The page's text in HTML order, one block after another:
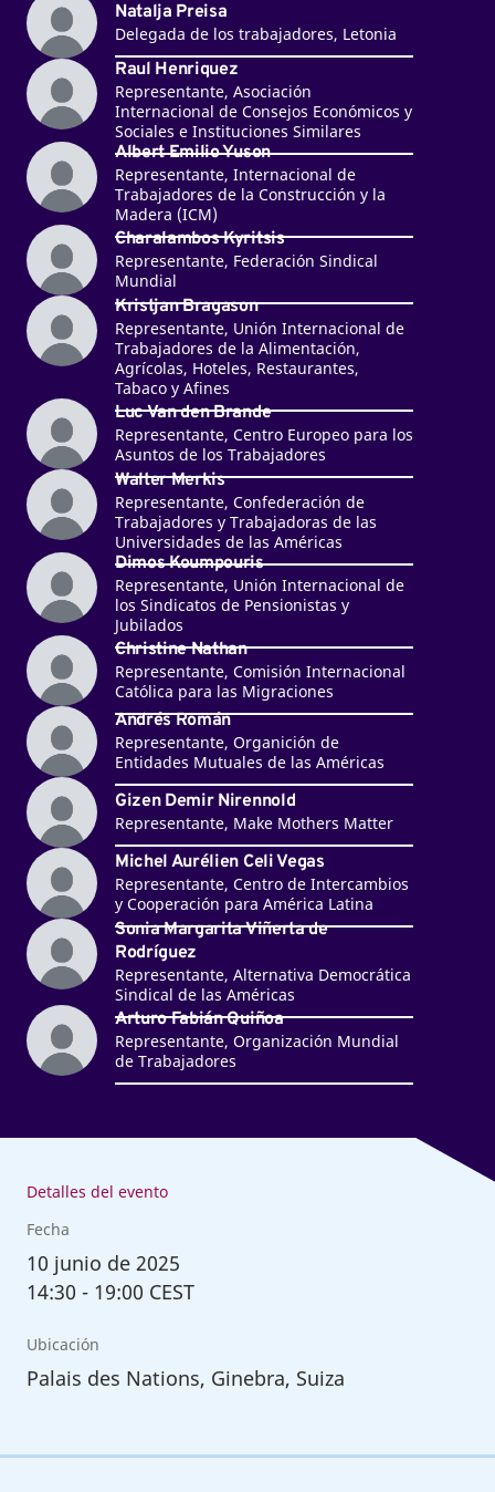
Natalja Preisa
Delegada de los trabajadores, Letonia
Raul Henriquez
Representante, Asociación
Internacional de Consejos Económicos y
Sociales e Instituciones Similares
Albert Emilio Yuson
Representante, Internacional de
Trabajadores de la Construcción y la
Madera (ICM)
Charalambos Kyritsis
Representante, Federación Sindical
Mundial
Kristjan Bragason
Representante, Unión Internacional de
Trabajadores de la Alimentación,
Agrícolas, Hoteles, Restaurantes,
Tabaco y Afines
Luc Van den Brande
Representante, Centro Europeo para los
Asuntos de los Trabajadores
Walter Merkis
Representante, Confederación de
Trabajadores y Trabajadoras de las
Universidades de las Américas
Dimos Koumpouris
Representante, Unión Internacional de
los Sindicatos de Pensionistas y
Jubilados
Christine Nathan
Representante, Comisión Internacional
Católica para las Migraciones
Andrés Román
Representante, Organición de
Entidades Mutuales de las Américas
Gizen Demir Nirennold
Representante, Make Mothers Matter
Michel Aurélien Celi Vegas
Representante, Centro de Intercambios
y Cooperación para América Latina
Sonia Margarita Viñerta de
Rodríguez
Representante, Alternativa Democrática
Sindical de las Américas
Arturo Fabián Quiñoa
Representante, Organización Mundial
de Trabajadores
Detalles del evento
Fecha
10 junio de 2025
14:30 - 19:00 CEST
Ubicación
Palais des Nations, Ginebra, Suiza